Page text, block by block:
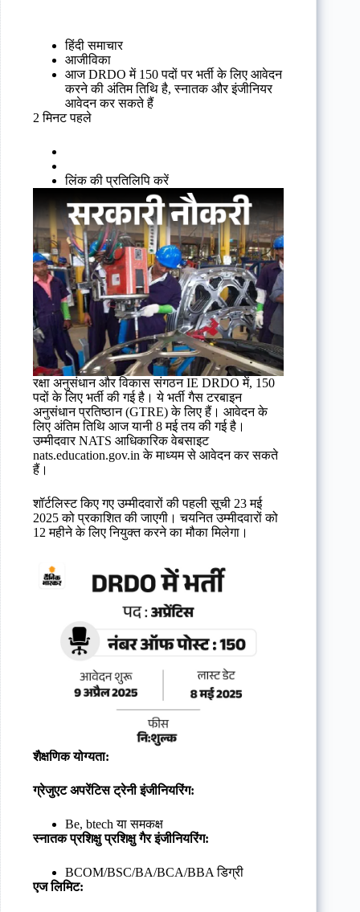
हिंदी समाचार
आजीविका
आज DRDO में 150 पदों पर भर्ती के लिए आवेदन
करने की अंतिम तिथि है, स्नातक और इंजीनियर
आवेदन कर सकते हैं
2 मिनट पहले
लिंक की प्रतिलिपि करें
रक्षा अनुसंधान और विकास संगठन IE DRDO में, 150
पदों के लिए भर्ती की गई है। ये भर्ती गैस टरबाइन
अनुसंधान प्रतिष्ठान (GTRE) के लिए हैं। आवेदन के
लिए अंतिम तिथि आज यानी 8 मई तय की गई है।
उम्मीदवार NATS आधिकारिक वेबसाइट
nats.education.gov.in के माध्यम से आवेदन कर सकते
हैं।
शॉर्टलिस्ट किए गए उम्मीदवारों की पहली सूची 23 मई
2025 को प्रकाशित की जाएगी। चयनित उम्मीदवारों को
12 महीने के लिए नियुक्त करने का मौका मिलेगा।
शैक्षणिक योग्यता:
ग्रेजुएट अपरेंटिस ट्रेनी इंजीनियरिंग:
Be, btech या समकक्ष
स्नातक प्रशिक्षु प्रशिक्षु गैर इंजीनियरिंग:
BCOM/BSC/BA/BCA/BBA डिग्री
एज लिमिट: